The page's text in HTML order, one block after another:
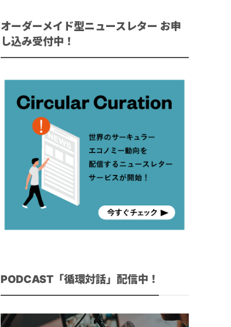
オーダーメイド型ニュースレター お申
し込み受付中！
PODCAST「循環対話」配信中！